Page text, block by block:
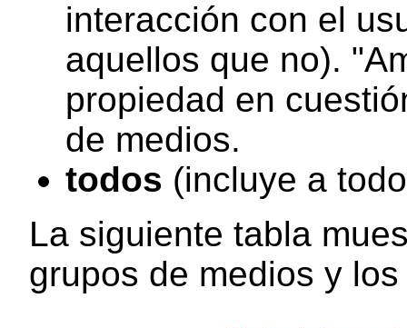
interacción con el
aquellos que no).
propiedad en
de medios.
todos (incluye a
La siguiente tabla
grupos de medios y